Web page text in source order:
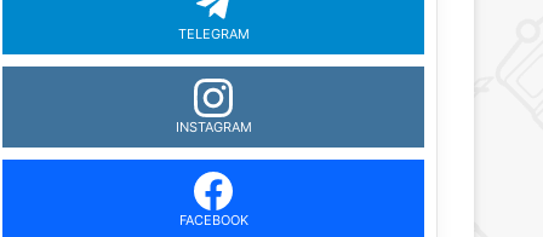
TELEGRAM
INSTAGRAM
FACEBOOK